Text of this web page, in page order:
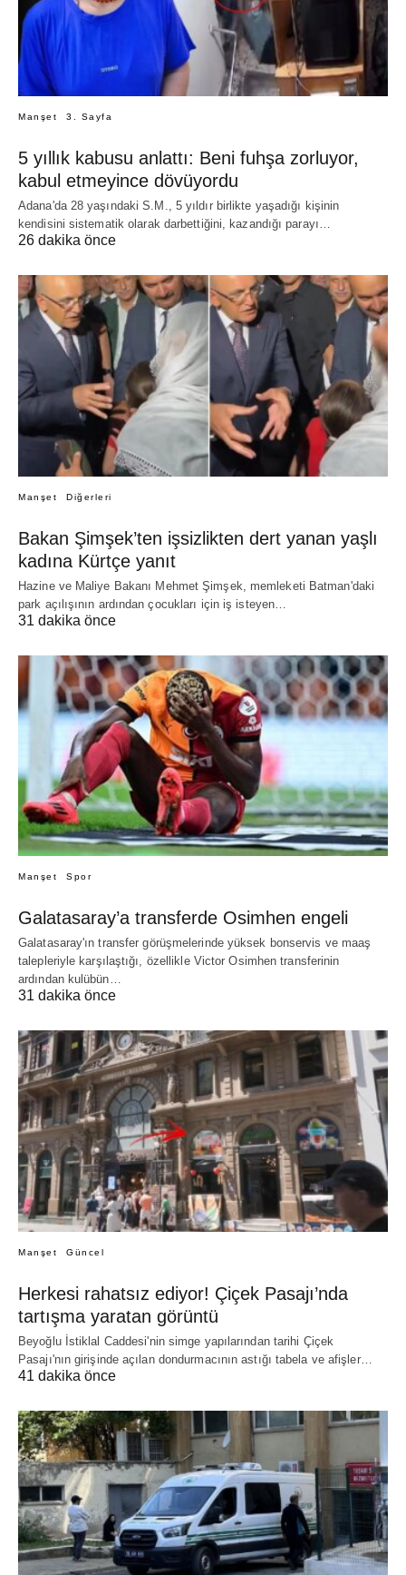
Manşet 3. Sayfa
5 yıllık kabusu anlattı: Beni fuhşa zorluyor,
kabul etmeyince dövüyordu
Adana'da 28 yaşındaki S.M., 5 yıldır birlikte yaşadığı kişinin
kendisini sistematik olarak darbettiğini, kazandığı parayı…
26 dakika önce
Manşet Diğerleri
Bakan Şimşek’ten işsizlikten dert yanan yaşlı
kadına Kürtçe yanıt
Hazine ve Maliye Bakanı Mehmet Şimşek, memleketi Batman'daki
park açılışının ardından çocukları için iş isteyen…
31 dakika önce
Manşet Spor
Galatasaray’a transferde Osimhen engeli
Galatasaray'ın transfer görüşmelerinde yüksek bonservis ve maaş
talepleriyle karşılaştığı, özellikle Victor Osimhen transferinin
ardından kulübün…
31 dakika önce
Manşet Güncel
Herkesi rahatsız ediyor! Çiçek Pasajı’nda
tartışma yaratan görüntü
Beyoğlu İstiklal Caddesi'nin simge yapılarından tarihi Çiçek
Pasajı'nın girişinde açılan dondurmacının astığı tabela ve afişler…
41 dakika önce